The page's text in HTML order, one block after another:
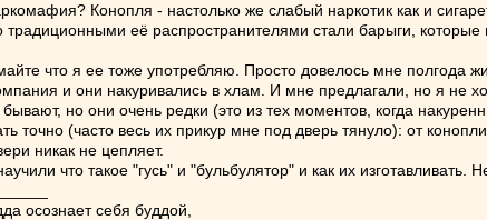
Конопля - настолько же слабый наркотик как и
традиционными её распространителями стали барыги,
что я ее тоже употребляю. Просто довелось мне полгода
и они накуривались в хлам. И мне предлагали, но я
но они очень редки (это из тех моментов, когда
точно (часто весь их прикур мне под дверь тянуло): от
никак не цепляет.
что такое "гусь" и "бульбулятор" и как их изготавливать.
осознает себя буддой,